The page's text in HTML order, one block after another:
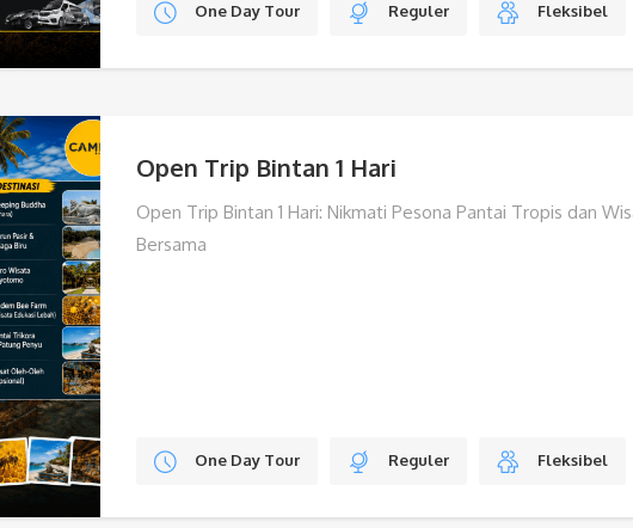
One Day Tour Reguler Fleksibel
Open Trip Bintan 1 Hari
Open Trip Bintan 1 Hari: Nikmati Pesona Pantai Tropis dan
Bersama
One Day Tour Reguler Fleksibel